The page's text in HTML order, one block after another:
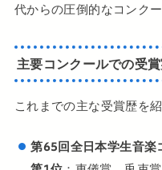
代からの圧倒的なコンクー
主要コンクールでの受
これまでの主な受賞歴を紹
第65回全日本学生音楽